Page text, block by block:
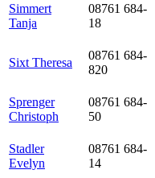
Simmert
Tanja
08761 684-
18
Sixt Theresa
08761 684-
820
Sprenger
Christoph
08761 684-
50
Stadler
Evelyn
08761 684-
14